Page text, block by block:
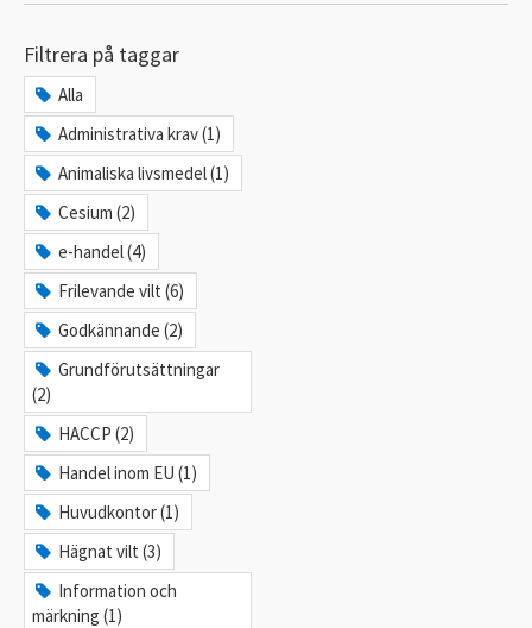
Filtrera på taggar
Alla
Administrativa krav (1)
Animaliska livsmedel (1)
Cesium (2)
e-handel (4)
Frilevande vilt (6)
Godkännande (2)
Grundförutsättningar
(2)
HACCP (2)
Handel inom EU (1)
Huvudkontor (1)
Hägnat vilt (3)
Information och
märkning (1)